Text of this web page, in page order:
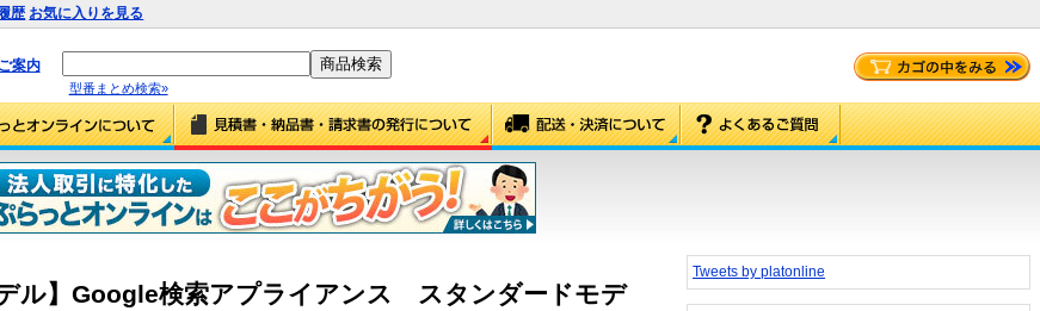
歴 お気に入りを見る
案内
型番まとめ検索»
ル】Google検索アプライアンス スタンダードモデ
Tweets by platonline